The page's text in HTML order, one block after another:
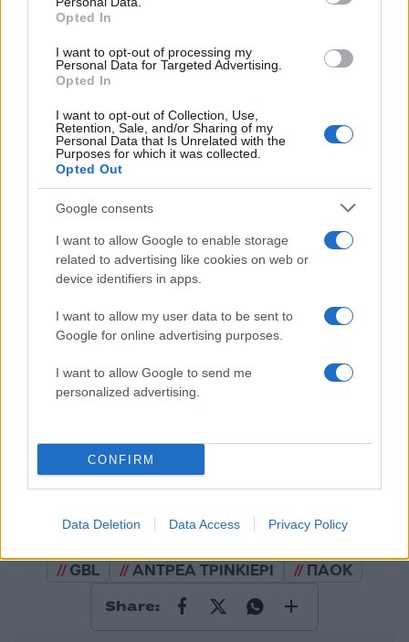
Opted In
I want to opt-out of processing my
Personal Data for Targeted Advertising.
Opted In
I want to opt-out of Collection, Use,
Retention, Sale, and/or Sharing of my
Personal Data that Is Unrelated with the
Purposes for which it was collected.
Opted Out
Google consents
I want to allow Google to enable storage
related to advertising like cookies on web or
device identifiers in apps.
I want to allow my user data to be sent to
Google for online advertising purposes.
I want to allow Google to send me
personalized advertising.
CONFIRM
Data Deletion Data Access Privacy Policy
Σχόλια
Σχολίασε εδώ
50 /50
Υποβολή σχολίου
Όροι Χρήσης της Google.
GBL
ΑΝΤΡΕΑ ΤΡΙΝΚΙΕΡΙ ΠΑΟΚ
Share:
Συναγερμός στον
Λυκαβηττό: Βρέθηκε
πτώμα σε σπηλιά κοντά
στο εκκλησάκι των Αγίων
Ισιδώρων - Φωτογραφίες
σε παιδί στην
Έκανε ερωτική